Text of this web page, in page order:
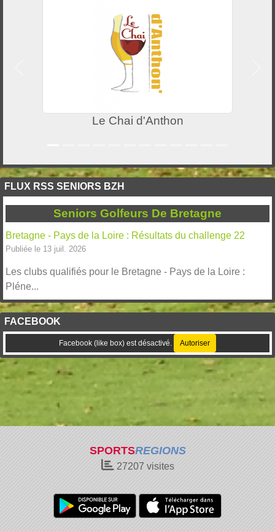
Le Chai d'Anthon
FLUX RSS SENIORS BZH
Seniors Golfeurs De Bretagne
Bretagne - Pays de la Loire : Résultats du challenge 22
Publiée le 13 juil. 2026
Les clubs qualifiés pour le Bretagne - Pays de la Loire :
Pléne...
FACEBOOK
Facebook (like box) est désactivé. Autoriser
SPORTSREGIONS
27207 visites